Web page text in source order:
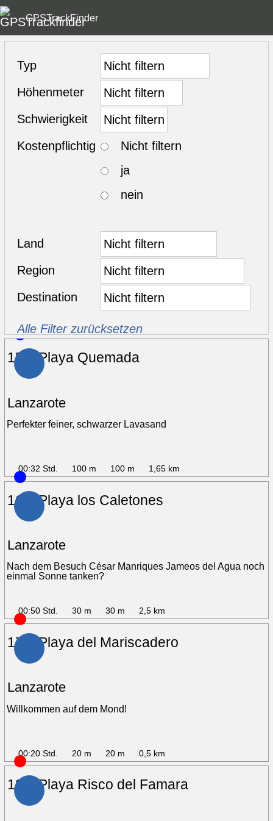
GPSTrackFinder
Typ
Höhenmeter
Schwierigkeit
Kostenpflichtig
Nicht filtern
ja
nein
Land
Region
Destination
Alle Filter zurücksetzen
15 – Playa Quemada
Lanzarote
Perfekter feiner, schwarzer Lavasand
00:32 Std. 100 m 100 m 1,65 km
16 – Playa los Caletones
Lanzarote
Nach dem Besuch César Manriques Jameos del Agua noch
einmal Sonne tanken?
00:50 Std. 30 m 30 m 2,5 km
17 – Playa del Mariscadero
Lanzarote
Willkommen auf dem Mond!
00:20 Std. 20 m 20 m 0,5 km
18 – Playa Risco del Famara